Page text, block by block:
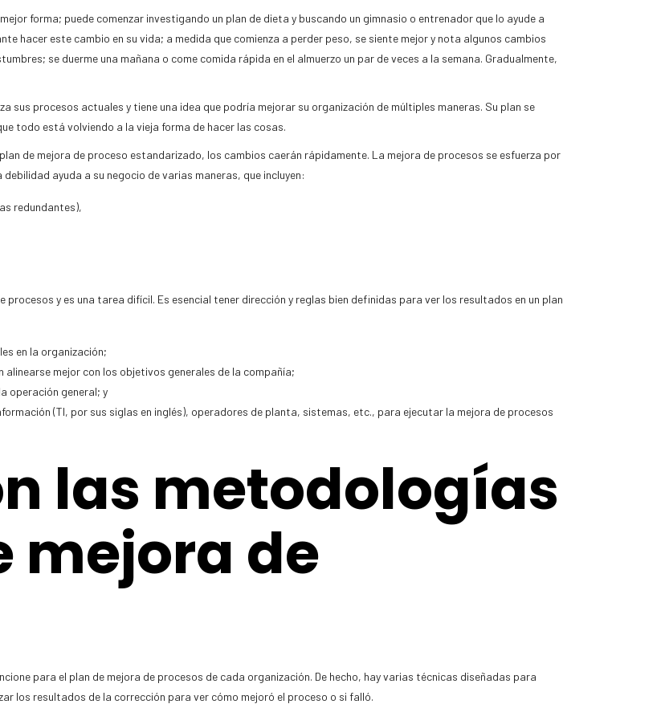
forma; puede comenzar investigando un plan de dieta y buscando un gimnasio o entrenador que lo ayude a
hacer este cambio en su vida; a medida que comienza a perder peso, se siente mejor y nota algunos cambios
se duerme una mañana o come comida rápida en el almuerzo un par de veces a la semana. Gradualmente,
sus procesos actuales y tiene una idea que podría mejorar su organización de múltiples maneras. Su plan se
todo está volviendo a la vieja forma de hacer las cosas.
de mejora de proceso estandarizado, los cambios caerán rápidamente. La mejora de procesos se esfuerza por
ayuda a su negocio de varias maneras, que incluyen:
redundantes),
y es una tarea difícil. Es esencial tener dirección y reglas bien definidas para ver los resultados en un plan
en la organización;
mejor con los objetivos generales de la compañía;
operación general; y
(TI, por sus siglas en inglés), operadores de planta, sistemas, etc., para ejecutar la mejora de procesos
las metodologías
mejora de
para el plan de mejora de procesos de cada organización. De hecho, hay varias técnicas diseñadas para
los resultados de la corrección para ver cómo mejoró el proceso o si falló.